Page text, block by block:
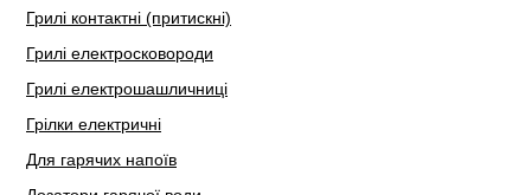
Грилі контактні (притискні)
Грилі електросковороди
Грилі електрошашличниці
Грілки електричні
Для гарячих напоїв